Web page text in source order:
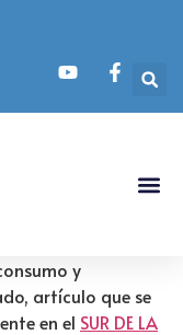
y
artículo que se
en el SUR DE LA